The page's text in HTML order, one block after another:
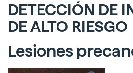
DETECCIÓN DE
DE ALTO RIESGO
Lesiones